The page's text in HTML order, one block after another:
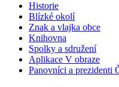
Historie
Blízké okolí
Znak a vlajka obce
Knihovna
Spolky a sdružení
Aplikace V obraze
Panovníci a prezidenti